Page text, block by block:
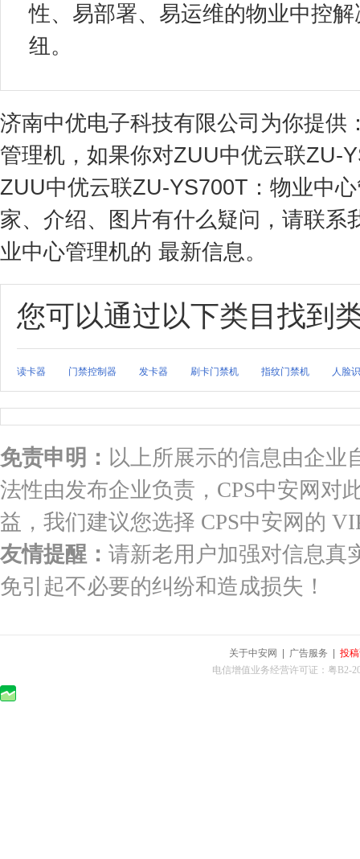
性、易部署、易运维的物业中控
纽。
济南中优电子科技有限公司为你提
管理机，如果你对ZUU中优云联ZU-
ZUU中优云联ZU-YS700T：物业中
家、介绍、图片有什么疑问，请联
业中心管理机的 最新信息。
您可以通过以下类目找到
读卡器 门禁控制器 发卡器 刷卡门禁机 指纹门禁机 人脸
免责申明： 以上所展示的信息由企业
法性由发布企业负责，CPS中安网对
益，我们建议您选择 CPS中安网的
友情提醒： 请新老用户加强对信息真
免引起不必要的纠纷和造成损失！
关于中安网 广告服务
投
电信增值业务经营许可证：粤